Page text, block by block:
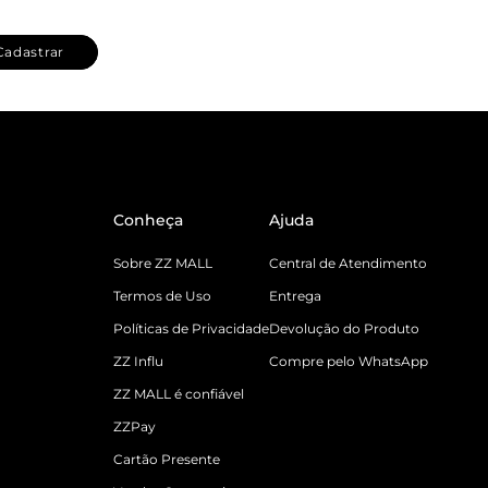
Conheça
Sobre ZZ MALL
Termos de Uso
Políticas de Privacidade
ZZ Influ
ZZ MALL é confiável
ZZPay
Cartão Presente
Ajuda
Central de Atendimento
Entrega
Devolução do Produto
Compre pelo WhatsApp